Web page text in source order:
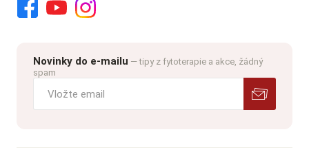
Novinky do e-mailu — tipy z fytoterapie a akce, žádný
spam